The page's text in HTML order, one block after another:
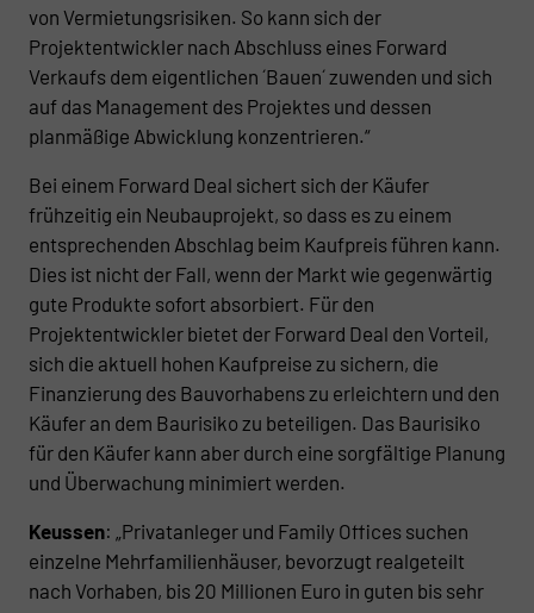
von Vermietungsrisiken. So kann sich der
Projektentwickler nach Abschluss eines Forward
Verkaufs dem eigentlichen ´Bauen´ zuwenden und sich
auf das Management des Projektes und dessen
planmäßige Abwicklung konzentrieren.“
Bei einem Forward Deal sichert sich der Käufer
frühzeitig ein Neubauprojekt, so dass es zu einem
entsprechenden Abschlag beim Kaufpreis führen kann.
Dies ist nicht der Fall, wenn der Markt wie gegenwärtig
gute Produkte sofort absorbiert. Für den
Projektentwickler bietet der Forward Deal den Vorteil,
sich die aktuell hohen Kaufpreise zu sichern, die
Finanzierung des Bauvorhabens zu erleichtern und den
Käufer an dem Baurisiko zu beteiligen. Das Baurisiko
für den Käufer kann aber durch eine sorgfältige Planung
und Überwachung minimiert werden.
Keussen: „Privatanleger und Family Offices suchen
einzelne Mehrfamilienhäuser, bevorzugt realgeteilt
nach Vorhaben, bis 20 Millionen Euro in guten bis sehr